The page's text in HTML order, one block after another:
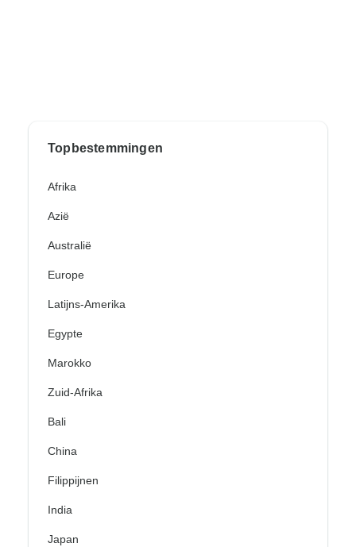
Topbestemmingen
Afrika
Azië
Australië
Europe
Latijns-Amerika
Egypte
Marokko
Zuid-Afrika
Bali
China
Filippijnen
India
Japan